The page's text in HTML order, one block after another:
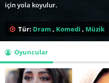
için yola koyulur.
Bahman Ghobadi'nin yönettiği,
üzere Irak'a davet edilen ünlü
Irak'a doğru yol hikayesini
Ay, Türkçe altyazılı izlemeniz için
Tür: Dram , Komedi , Müzik
Oyuncular